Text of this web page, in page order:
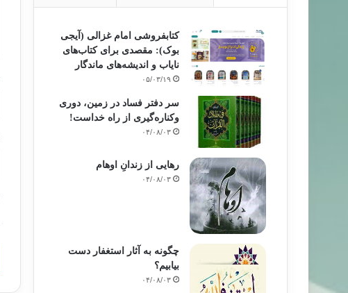
کتابفروشی امام غزالی (آیجی
بوک): مقصدی برای کتاب‌های
نایاب و اندیشه‌های ماندگار
۰۵/۰۳/۱۹
سر دفتر فساد در زمین‌، دوری
وکناره‌گیری از راه خداست‌!
۰۴/۰۸/۰۳
رهایی از زندانِ اوهام
۰۴/۰۸/۰۳
چگونه به آثار استغفار دست
بیابیم؟
۰۴/۰۸/۰۳